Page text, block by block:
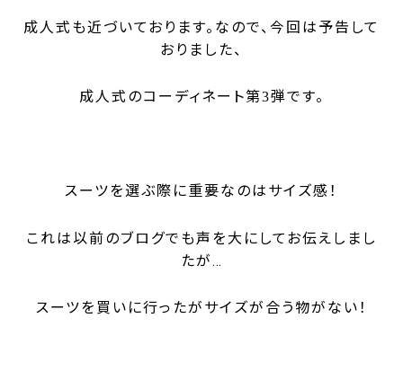
成人式も近づいております。 なので、今回は予告して
おりました、
成人式のコーディネート第3弾です。
スーツを選ぶ際に重要なのはサイズ感！
これは以前のブログでも声を大にして お伝えしまし
たが…
スーツを買いに行ったがサイズが合う物がない！